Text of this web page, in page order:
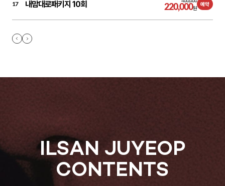
17 내맘대로패키지 10회 220,000원
예약
ILSAN JUYEOP
CONTENTS